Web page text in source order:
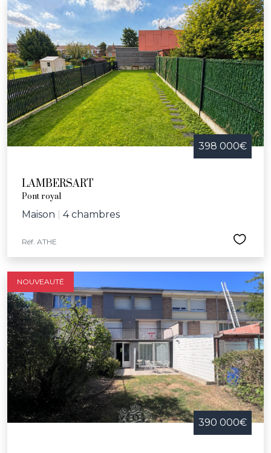
398 000€
LAMBERSART
Pont royal
Maison 4 chambres
Réf. ATHE
NOUVEAUTÉ
390 000€